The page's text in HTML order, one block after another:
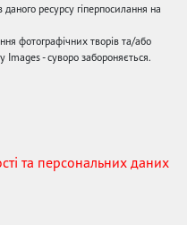
ресурсу гіперпосилання на
фотографічних творів та/або
Images - суворо забороняється.
та персональних даних